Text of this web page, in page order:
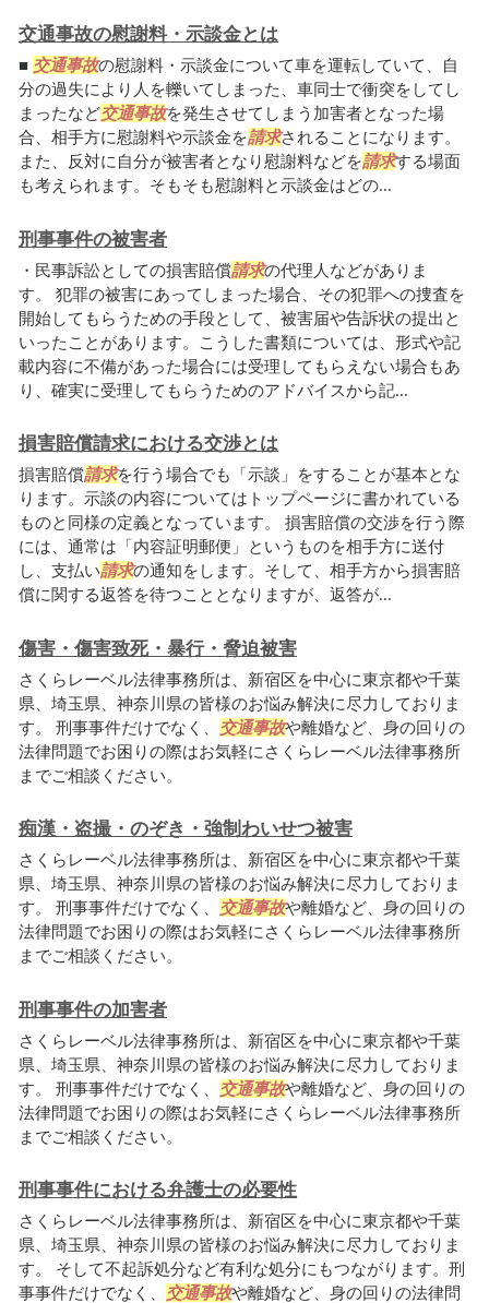
交通事故の慰謝料・示談金とは
■ 交通事故の慰謝料・示談金について車を運転していて、自
分の過失により人を轢いてしまった、車同士で衝突をしてし
まったなど交通事故を発生させてしまう加害者となった場
合、相手方に慰謝料や示談金を請求されることになります。
また、反対に自分が被害者となり慰謝料などを請求する場面
も考えられます。そもそも慰謝料と示談金はどの...
刑事事件の被害者
・民事訴訟としての損害賠償請求の代理人などがありま
す。 犯罪の被害にあってしまった場合、その犯罪への捜査を
開始してもらうための手段として、被害届や告訴状の提出と
いったことがあります。こうした書類については、形式や記
載内容に不備があった場合には受理してもらえない場合もあ
り、確実に受理してもらうためのアドバイスから記...
損害賠償請求における交渉とは
損害賠償請求を行う場合でも「示談」をすることが基本とな
ります。示談の内容についてはトップページに書かれている
ものと同様の定義となっています。 損害賠償の交渉を行う際
には、通常は「内容証明郵便」というものを相手方に送付
し、支払い請求の通知をします。そして、相手方から損害賠
償に関する返答を待つこととなりますが、返答が...
傷害・傷害致死・暴行・脅迫被害
さくらレーベル法律事務所は、新宿区を中心に東京都や千葉
県、埼玉県、神奈川県の皆様のお悩み解決に尽力しておりま
す。 刑事事件だけでなく、 交通事故や離婚など、身の回りの
法律問題でお困りの際はお気軽にさくらレーベル法律事務所
までご相談ください。
痴漢・盗撮・のぞき・強制わいせつ被害
さくらレーベル法律事務所は、新宿区を中心に東京都や千葉
県、埼玉県、神奈川県の皆様のお悩み解決に尽力しておりま
す。 刑事事件だけでなく、 交通事故や離婚など、身の回りの
法律問題でお困りの際はお気軽にさくらレーベル法律事務所
までご相談ください。
刑事事件の加害者
さくらレーベル法律事務所は、新宿区を中心に東京都や千葉
県、埼玉県、神奈川県の皆様のお悩み解決に尽力しておりま
す。 刑事事件だけでなく、 交通事故や離婚など、身の回りの
法律問題でお困りの際はお気軽にさくらレーベル法律事務所
までご相談ください。
刑事事件における弁護士の必要性
さくらレーベル法律事務所は、新宿区を中心に東京都や千葉
県、埼玉県、神奈川県の皆様のお悩み解決に尽力しておりま
す。 そして不起訴処分など有利な処分にもつながります。刑
事事件だけでなく、 交通事故や離婚など、身の回りの法律問